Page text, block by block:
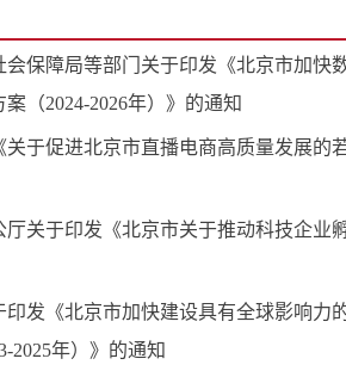
会保障局等部门关于印发《北京市加快
（2024-2026年）》的通知
关于促进北京市直播电商高质量发展的
厅关于印发《北京市关于推动科技企业
印发《北京市加快建设具有全球影响力
2025年）》的通知